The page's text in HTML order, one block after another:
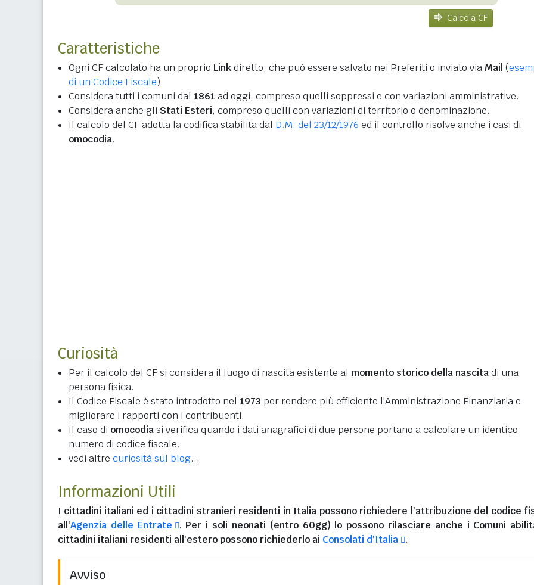
Calcola CF
Caratteristiche
Ogni CF calcolato ha un proprio Linkdiretto, che può essere salvato nei Preferiti o inviato via Mail (
di un Codice Fiscale)
Considera tutti i comuni dal 1861 ad oggi, compreso quelli soppressi e con variazioni amministrative.
Considera anche gli Stati Esteri, compreso quelli con variazioni di territorio o denominazione.
Il calcolo del CF adotta la codifica stabilita dal D.M. del 23/12/1976 ed il controllo risolve anche i casi di
omocodia.
Curiosità
Per il calcolo del CF si considera il luogo di nascita esistente al momento storico della nascitadi una
persona fisica.
Il Codice Fiscale è stato introdotto nel 1973 per rendere più efficiente l'Amministrazione Finanziaria e
migliorare i rapporti con i contribuenti.
Il caso di omocodiasi verifica quando i dati anagrafici di due persone portano a calcolare un identico
numero di codice fiscale.
vedi altre curiosità sul blog...
Informazioni Utili
I cittadini italiani ed i cittadini stranieri residenti in Italia possono richiedere l'attribuzione del codice
all'Agenzia delle Entrate
. Per i soli neonati (entro 60gg) lo possono rilasciare anche i Comuni
cittadini italiani residenti all'esteropossono richiederlo ai Consolati d'Italia .
Avviso